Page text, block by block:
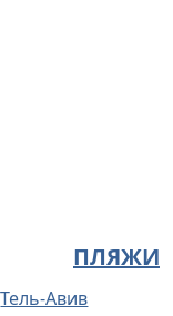
ПЛЯЖИ
Тель-Авив